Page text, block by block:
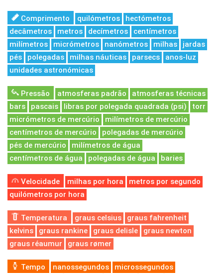
Comprimento quilómetros
hectómetros
decâmetros
metros decímetros
centímetros
milímetros
micrómetros nanómetros milhas
jardas
pés
polegadas milhas náuticas parsecs
anos-luz
unidades astronómicas
Pressão atmosferas padrão
atmosferas técnicas
bars
pascais libras por polegada quadrada (psi)
torr
micrómetros de mercúrio
milímetros de mercúrio
centímetros de mercúrio
polegadas de mercúrio
pés de mercúrio
milímetros de água
centímetros de água
polegadas de água baries
Velocidade milhas por hora
metros por segundo
quilómetros por hora
Temperatura graus celsius
graus fahrenheit
kelvins
graus rankine graus delisle
graus newton
graus réaumur
graus rømer
Tempo nanossegundos
microssegundos